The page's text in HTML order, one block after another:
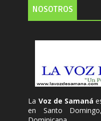
NOSOTROS
La Voz de Samaná
en Santo